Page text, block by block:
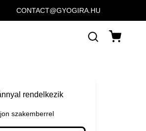
CONTACT@GYOGIRA.HU
rendelkezik
szakemberrel